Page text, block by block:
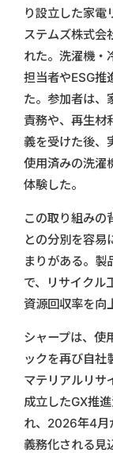
り設立した家電
ステムズ株式会
れた。洗濯機・
担当者やESG推
た。参加者は、
責務や、再生材
義を受けた後、
使用済みの洗濯
体験した。
この取り組みの
との分別を容易
まりがある。製
で、リサイクル
資源回収率を向
シャープは、使
ックを再び自社
マテリアルリサ
成立したGX推
れ、2026年4月
義務化される見